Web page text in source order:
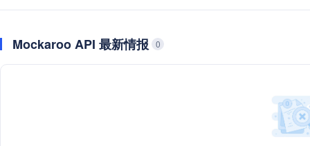
Mockaroo API 最新情报 0